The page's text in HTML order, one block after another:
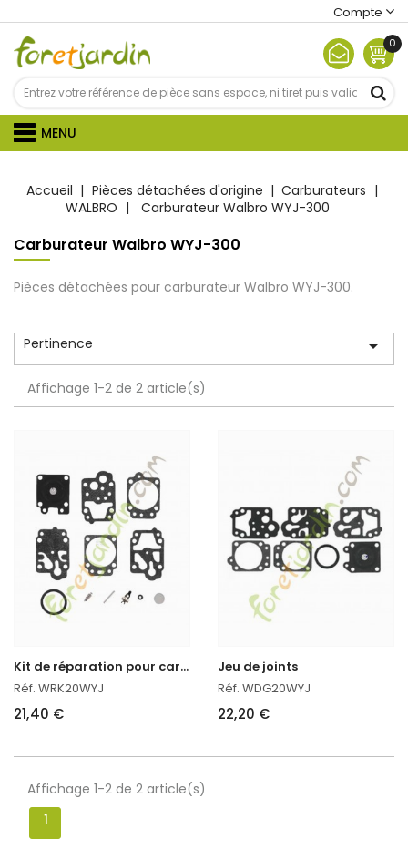
Compte
0
MENU
Accueil Pièces détachées d'origine
Carburateurs
WALBRO
Carburateur Walbro WYJ-300
Carburateur Walbro WYJ-300
Pièces détachées pour carburateur Walbro WYJ-300.
Pertinence 
Affichage 1-2 de 2 article(s)
K
it de réparation pour carburateur
Réf. WRK20WYJ
21,40 €
Jeu de joints
Réf. WDG20WYJ
22,20 €
Affichage 1-2 de 2 article(s)
1